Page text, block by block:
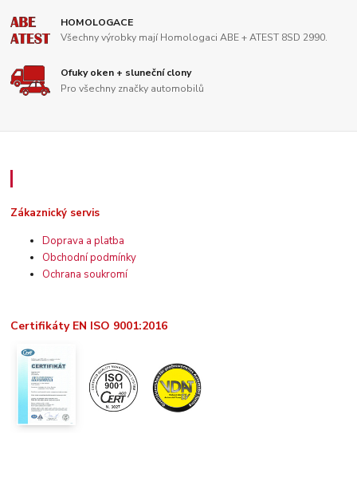
HOMOLOGACE
Všechny výrobky mají Homologaci ABE + ATEST 8SD 2990.
Ofuky oken + sluneční clony
Pro všechny značky automobilů
Zákaznický servis
Doprava a platba
Obchodní podmínky
Ochrana soukromí
Certifikáty EN ISO 9001:2016